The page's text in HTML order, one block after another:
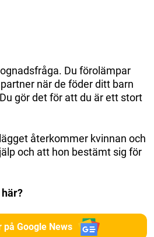
Du förolämpar
när de föder ditt barn
gör det för att du är ett stort
återkommer kvinnan och
och att hon bestämt sig för
på Google News